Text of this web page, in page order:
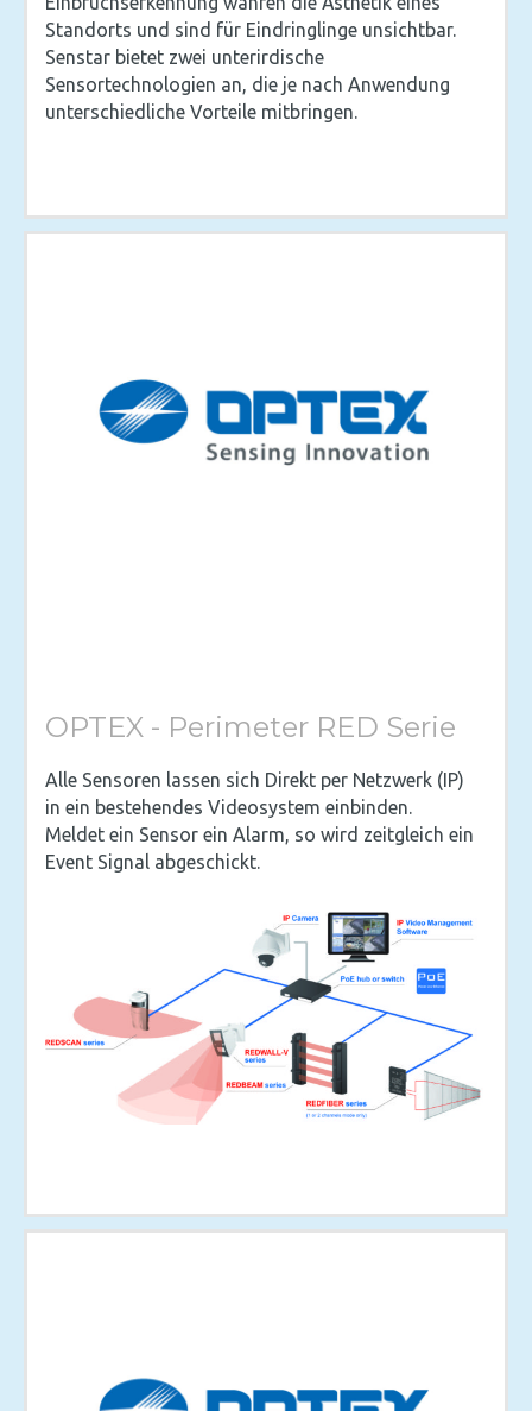
Standorts und sind für Eindringlinge unsichtbar.
Senstar bietet zwei unterirdische
Sensortechnologien an, die je nach Anwendung
unterschiedliche Vorteile mitbringen.
OPTEX - Perimeter RED Serie
Alle Sensoren lassen sich Direkt per Netzwerk (IP)
in ein bestehendes Videosystem einbinden.
Meldet ein Sensor ein Alarm, so wird zeitgleich ein
Event Signal abgeschickt.